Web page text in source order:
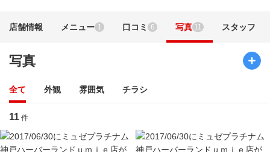
店舗情報 メニュー 1 口コミ 6 写真 11 スタッフ
写真
全て 外観 雰囲気 チラシ
11 件